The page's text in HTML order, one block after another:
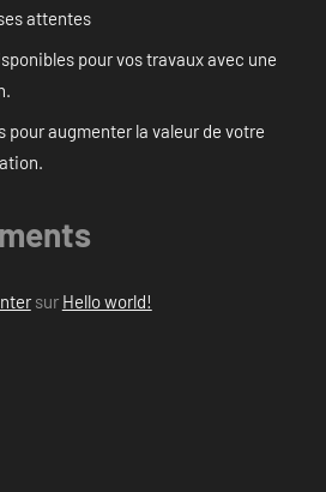
attentes
pour vos travaux avec une
pour augmenter la valeur de votre
sur Hello world!